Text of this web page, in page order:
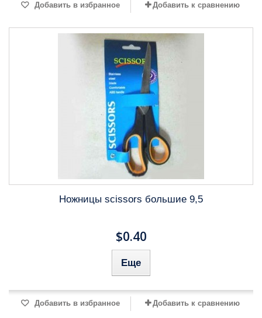
Добавить в избранное Добавить к сравнению
Ножницы scissors большие 9,5
$0.40
Еще
Добавить в избранное Добавить к сравнению